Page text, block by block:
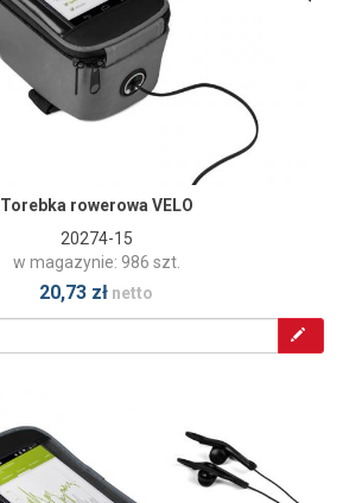
Torebka rowerowa VELO
20274-15
w magazynie: 986 szt.
20,73 zł netto